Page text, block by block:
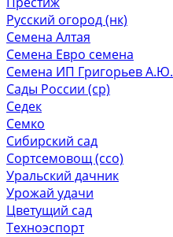
Русский огород (нк)
Семена Алтая
Семена Евро семена
Семена ИП Григорьев А.Ю.
Сады России (ср)
Седек
Семко
Сибирский сад
Сортсемовощ (ссо)
Уральский дачник
Урожай удачи
Цветущий сад
Техноэспорт